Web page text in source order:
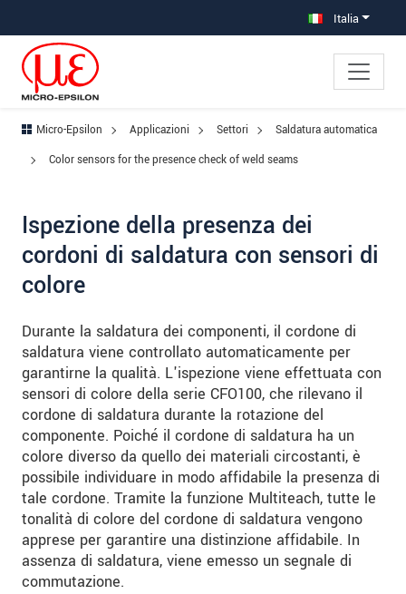
Italia
Micro-Epsilon Applicazioni Settori
Saldatura automatica
Color sensors for the presence check of weld seams
Ispezione della presenza dei
cordoni di saldatura con sensori di
colore
Durante la saldatura dei componenti, il cordone di
saldatura viene controllato automaticamente per
garantirne la qualità. L'ispezione viene effettuata con
sensori di colore della serie CFO100, che rilevano il
cordone di saldatura durante la rotazione del
componente. Poiché il cordone di saldatura ha un
colore diverso da quello dei materiali circostanti, è
possibile individuare in modo affidabile la presenza di
tale cordone. Tramite la funzione Multiteach, tutte le
tonalità di colore del cordone di saldatura vengono
apprese per garantire una distinzione affidabile. In
assenza di saldatura, viene emesso un segnale di
commutazione.